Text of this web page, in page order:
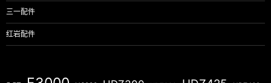
三一配件
红岩配件